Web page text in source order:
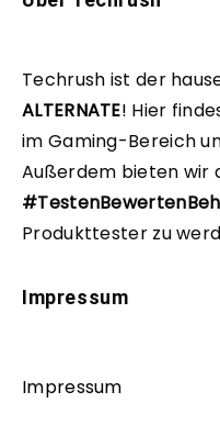
Techrush ist der
ALTERNATE! Hier
im Gaming-Bereich
Außerdem bieten wir
Produkttester zu
Impressum
Impressum